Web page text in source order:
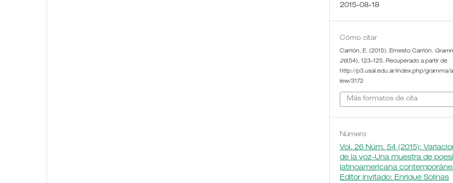
2015-08-18
Cómo citar
Carrión, E. (2015). Ernesto Carrión.
26(54), 123–125. Recuperado a partir de
http://p3.usal.edu.ar/index.php/gramma/
iew/3172
Más formatos de cita
Número
Vol. 26 Núm. 54 (2015):
de la voz-Una muestra de
latinoamericana
Editor invitado: Enrique Solinas